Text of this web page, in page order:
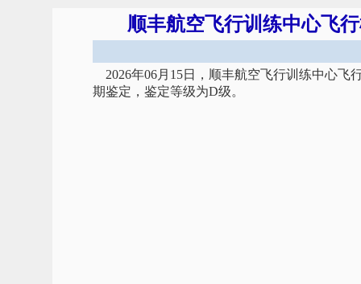
顺丰航空飞行训练中心飞
2026年06月15日，顺丰航空飞行训练中心飞
期鉴定，鉴定等级为D级。